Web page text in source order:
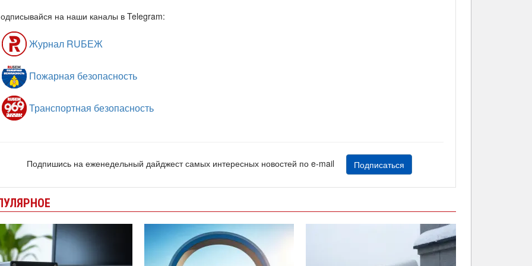
на наши каналы в Telegram:
Журнал RUБЕЖ
Пожарная безопасность
Транспортная безопасность
Подпишись на еженедельный дайджест самых интересных новостей по e-mail Подписаться